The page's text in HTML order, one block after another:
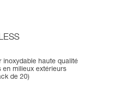
inoxydable haute qualité
en milieux extérieurs
de 20)